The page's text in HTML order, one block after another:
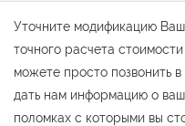
Уточните модификацию
точного расчета
можете просто позвонить
дать нам информацию о
поломках с которыми вы